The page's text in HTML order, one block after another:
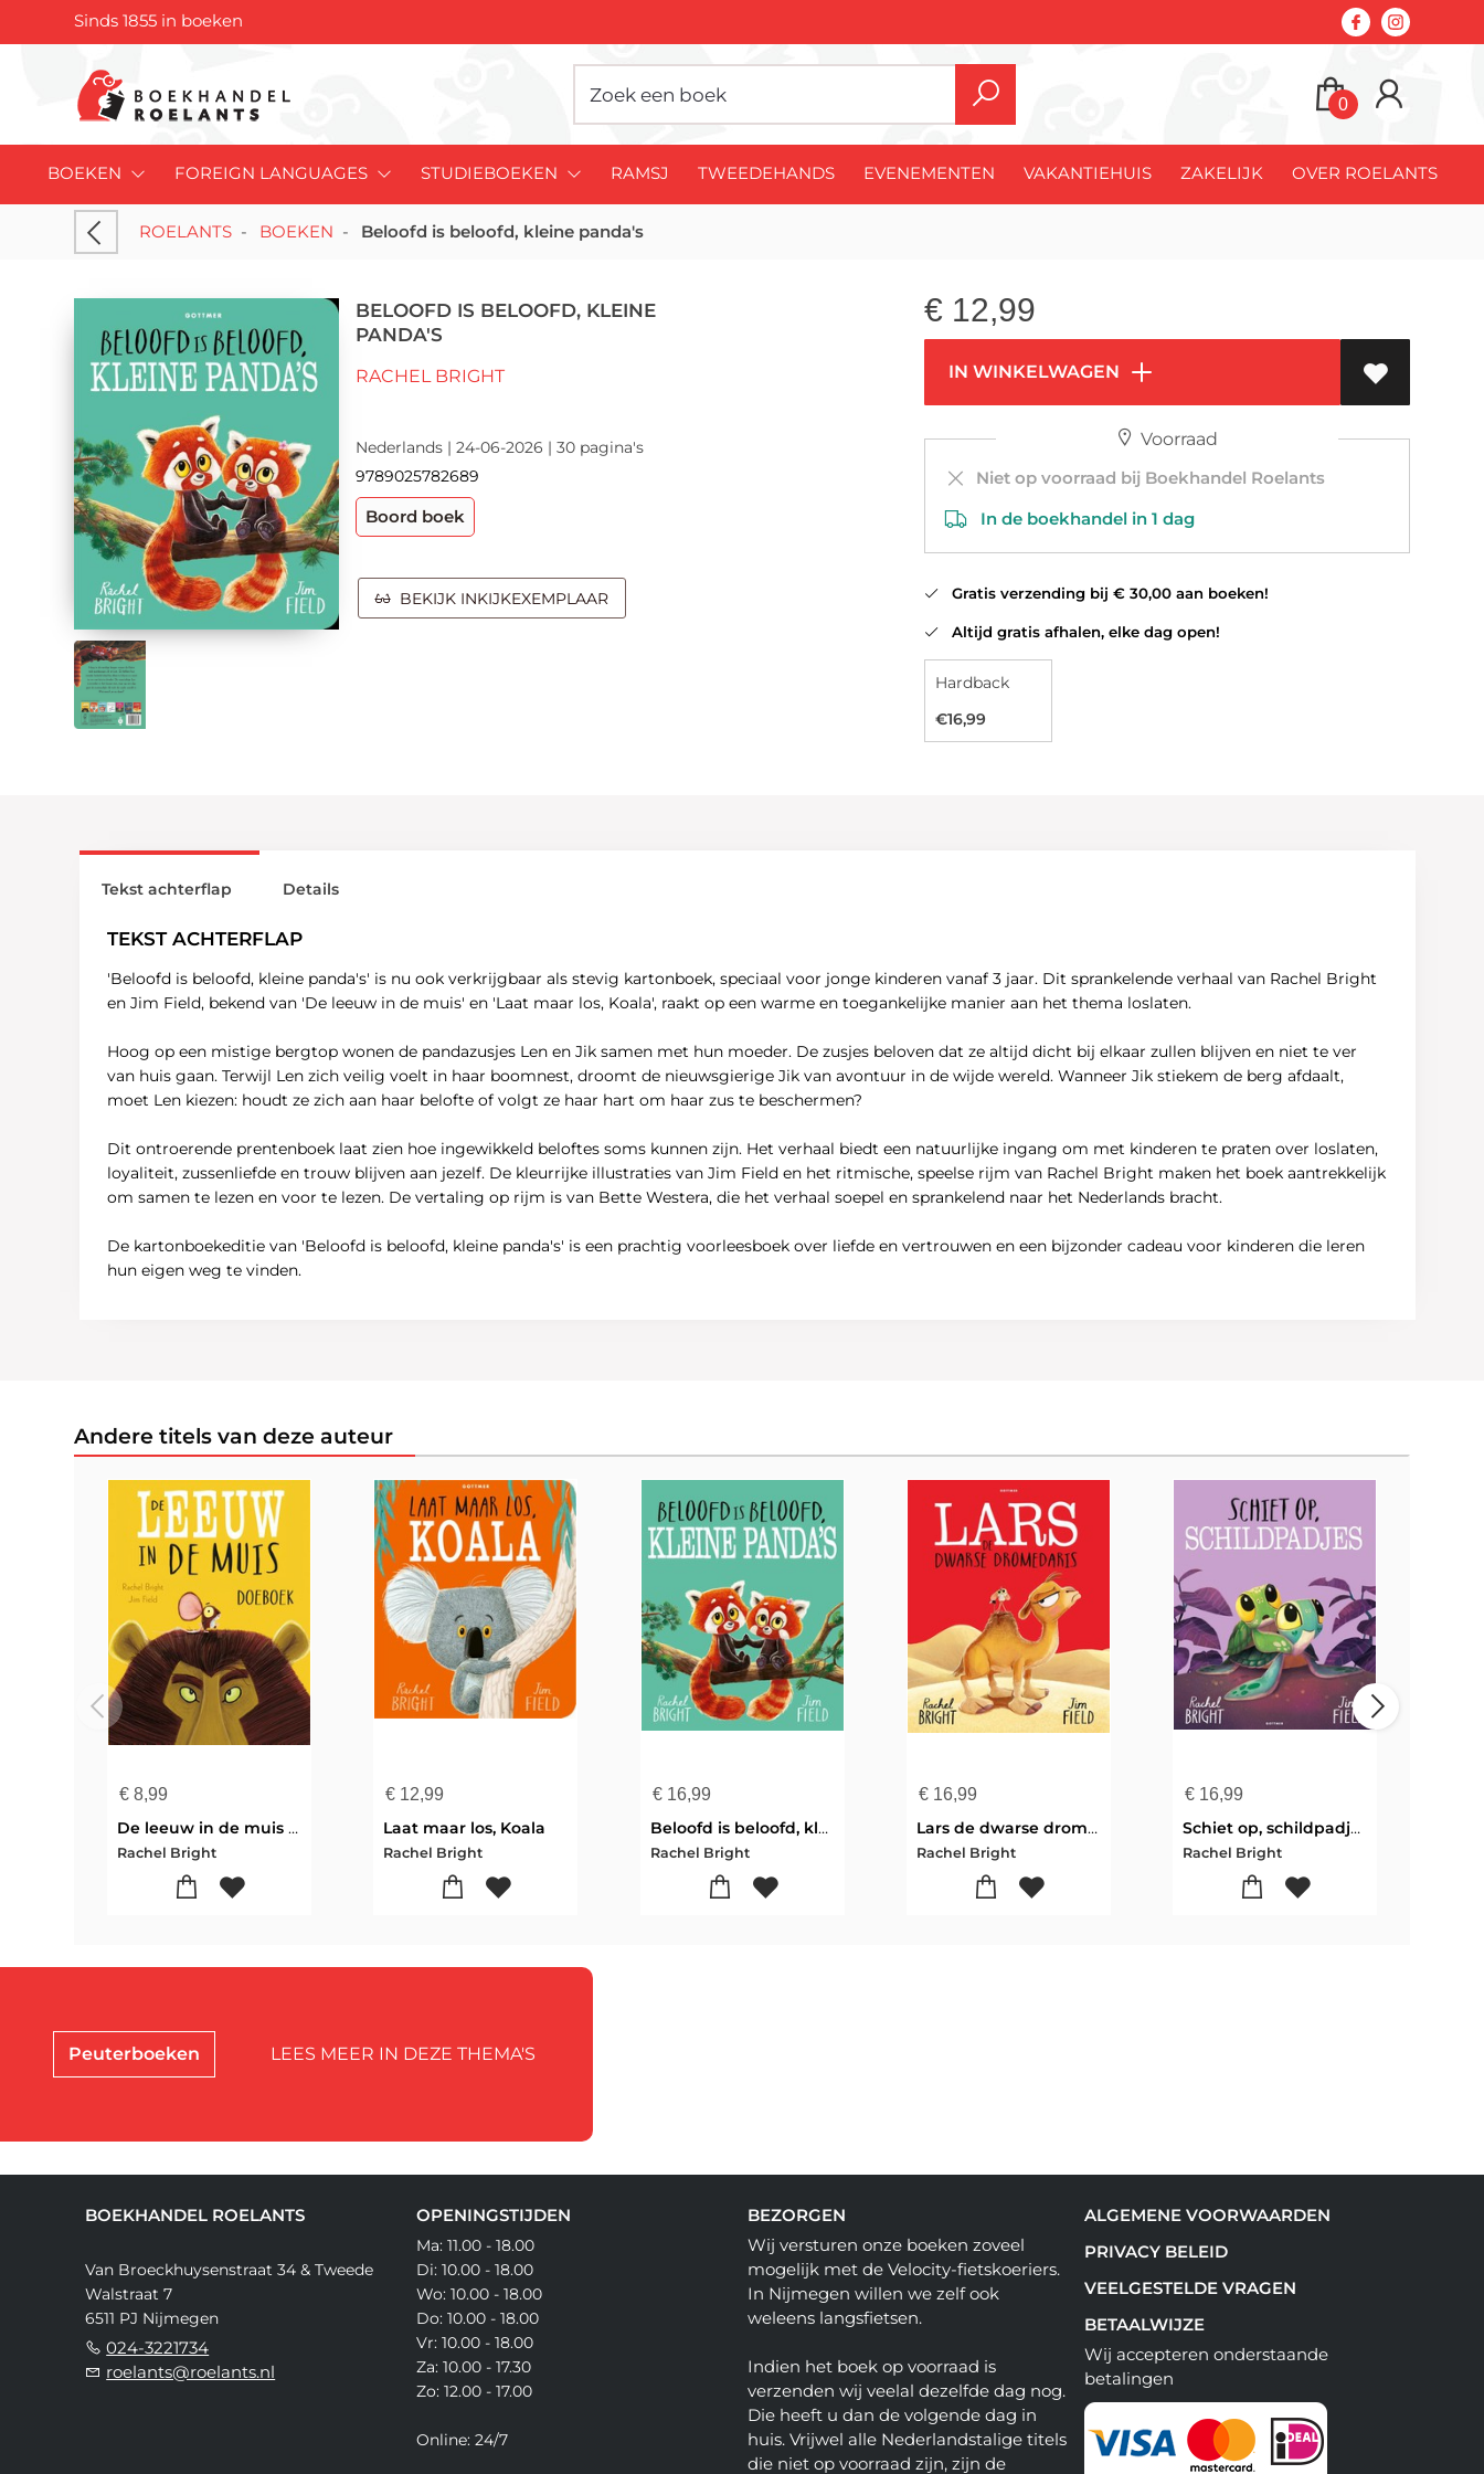
Sinds 1855 in boeken
0
BOEKEN FOREIGN LANGUAGES STUDIEBOEKEN RAMSJ TWEEDEHANDS EVENEMENTEN VAKANTIEHUIS ZAKELIJK OVER ROELANTS
ROELANTS - BOEKEN - Beloofd is beloofd, kleine panda's
BELOOFD IS BELOOFD, KLEINE
PANDA'S
RACHEL BRIGHT
Nederlands | 24-06-2026 | 30 pagina's
9789025782689
Boord boek
BEKIJK INKIJKEXEMPLAAR
€ 12,99
IN WINKELWAGEN
Voorraad
Niet op voorraad bij Boekhandel Roelants
In de boekhandel in 1 dag
Gratis verzending bij € 30,00 aan boeken!
Altijd gratis afhalen, elke dag open!
Hardback
€16,99
Tekst achterflap
TEKST ACHTERFLAP
'Beloofd is beloofd, kleine panda's' is nu ook verkrijgbaar als stevig kartonboek, speciaal voor jonge kinderen vanaf 3 jaar. Dit sprankelende verhaal van Rachel Bright
en Jim Field, bekend van 'De leeuw in de muis' en 'Laat maar los, Koala', raakt op een warme en toegankelijke manier aan het thema loslaten.
Hoog op een mistige bergtop wonen de pandazusjes Len en Jik samen met hun moeder. De zusjes beloven dat ze altijd dicht bij elkaar zullen blijven en niet te ver
van huis gaan. Terwijl Len zich veilig voelt in haar boomnest, droomt de nieuwsgierige Jik van avontuur in de wijde wereld. Wanneer Jik stiekem de berg afdaalt,
moet Len kiezen: houdt ze zich aan haar belofte of volgt ze haar hart om haar zus te beschermen?
Dit ontroerende prentenboek laat zien hoe ingewikkeld beloftes soms kunnen zijn. Het verhaal biedt een natuurlijke ingang om met kinderen te praten over loslaten,
loyaliteit, zussenliefde en trouw blijven aan jezelf. De kleurrijke illustraties van Jim Field en het ritmische, speelse rijm van Rachel Bright maken het boek aantrekkelijk
om samen te lezen en voor te lezen. De vertaling op rijm is van Bette Westera, die het verhaal soepel en sprankelend naar het Nederlands bracht.
De kartonboekeditie van 'Beloofd is beloofd, kleine panda's' is een prachtig voorleesboek over liefde en vertrouwen en een bijzonder cadeau voor kinderen die leren
hun eigen weg te vinden.
Details
Andere titels van deze auteur
€ 8,99
De leeuw in de muis doeboek
Rachel Bright
€ 12,99
Laat maar los, Koala
Rachel Bright
€16,99
Beloofd is beloofd, kleine panda's
Rachel Bright
€16,99
Lars de dwarse dromedaris
Rachel Bright
€ 16,99
Schiet op, schildpadjes
Rachel Bright
Peuterboeken LEES MEER IN DEZE THEMA'S
BOEKHANDEL ROELANTS
Van Broeckhuysenstraat 34 & Tweede
Walstraat 7
6511 PJ Nijmegen
024-3221734
roelants@roelants.nl
OPENINGSTIJDEN
Ma: 11.00 - 18.00
Di: 10.00 - 18.00
Wo: 10.00 - 18.00
Do: 10.00 - 18.00
Vr: 10.00 - 18.00
Za: 10.00 - 17.30
Zo: 12.00 - 17.00
Online: 24/7
BEZORGEN
Wij versturen onze boeken zoveel
mogelijk met de Velocity-fietskoeriers.
In Nijmegen willen we zelf ook
weleens langsfietsen.
Indien het boek op voorraad is
verzenden wij veelal dezelfde dag nog.
Die heeft u dan de volgende dag in
huis. Vrijwel alle Nederlandstalige titels
die niet op voorraad zijn, zijn de
ALGEMENE VOORWAARDEN
PRIVACY BELEID
VEELGESTELDE VRAGEN
BETAALWIJZE
Wij accepteren onderstaande
betalingen